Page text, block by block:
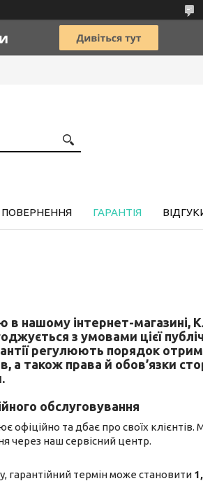
ГАРАНТІЯ
нашому інтернет-магазині,
з умовами цієї
регулюють порядок
а також права й обов’язки
обслуговування
офіційно та дбає про своїх
через наш сервісний центр.
гарантійний термін може становити